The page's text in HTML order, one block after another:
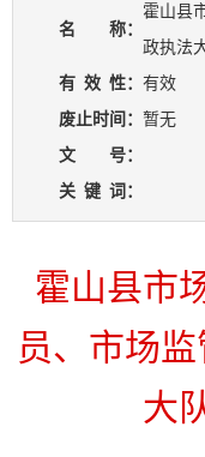
名 称：
霍山县
政执法
有 效 性： 有效
废止时间： 暂无
文 号：
关 键 词：
霍山县市
员、市场
大